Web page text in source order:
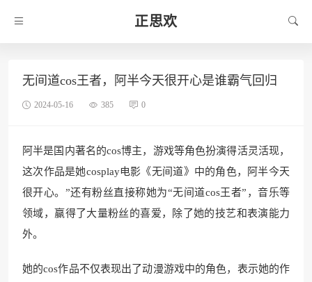
正思欢
无间道cos王者，阿半今天很开心是谁霸气回归
2024-05-16 385 0
阿半是国内著名的cos博主，游戏等角色扮演得活灵活现，
这次作品是她cosplay电影《无间道》中的角色，阿半今天
很开心。”还有粉丝直接称她为“无间道cos王者”，音乐等
领域，赢得了大量粉丝的喜爱，除了她的技艺和表演能力
外。
她的cos作品不仅表现出了动漫游戏中的角色，表示她的作